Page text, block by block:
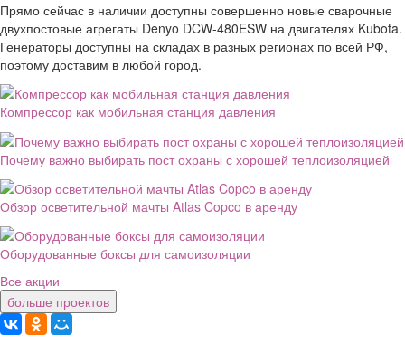
Прямо сейчас в наличии доступны совершенно новые сварочные
двухпостовые агрегаты Denyo DCW-480ESW на двигателях Kubota.
Генераторы доступны на складах в разных регионах по всей РФ,
поэтому доставим в любой город.
Компрессор как мобильная станция давления
Почему важно выбирать пост охраны с хорошей теплоизоляцией
Обзор осветительной мачты Atlas Copco в аренду
Оборудованные боксы для самоизоляции
Все акции
больше проектов